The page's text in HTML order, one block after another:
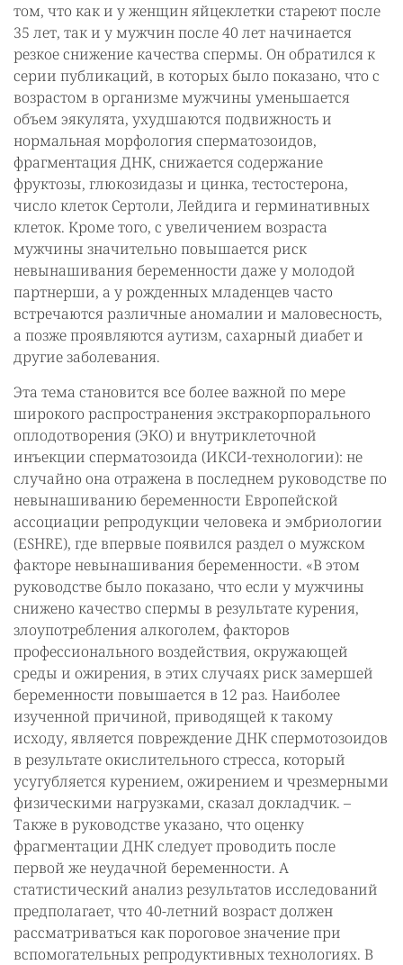
том, что как и у женщин яйцеклетки стареют после
35 лет, так и у мужчин после 40 лет начинается
резкое снижение качества спермы. Он обратился к
серии публикаций, в которых было показано, что с
возрастом в организме мужчины уменьшается
объем эякулята, ухудшаются подвижность и
нормальная морфология сперматозоидов,
фрагментация ДНК, снижается содержание
фруктозы, глюкозидазы и цинка, тестостерона,
число клеток Сертоли, Лейдига и герминативных
клеток. Кроме того, с увеличением возраста
мужчины значительно повышается риск
невынашивания беременности даже у молодой
партнерши, а у рожденных младенцев часто
встречаются различные аномалии и маловесность,
а позже проявляются аутизм, сахарный диабет и
другие заболевания.
Эта тема становится все более важной по мере
широкого распространения экстракорпорального
оплодотворения (ЭКО) и внутриклеточной
инъекции сперматозоида (ИКСИ-технологии): не
случайно она отражена в последнем руководстве по
невынашиванию беременности Европейской
ассоциации репродукции человека и эмбриологии
(ESHRE), где впервые появился раздел о мужском
факторе невынашивания беременности. «В этом
руководстве было показано, что если у мужчины
снижено качество спермы в результате курения,
злоупотребления алкоголем, факторов
профессионального воздействия, окружающей
среды и ожирения, в этих случаях риск замершей
беременности повышается в 12 раз. Наиболее
изученной причиной, приводящей к такому
исходу, является повреждение ДНК спермотозоидов
в результате окислительного стресса, который
усугубляется курением, ожирением и чрезмерными
физическими нагрузками, сказал докладчик. –
Также в руководстве указано, что оценку
фрагментации ДНК следует проводить после
первой же неудачной беременности. А
статистический анализ результатов исследований
предполагает, что 40-летний возраст должен
рассматриваться как пороговое значение при
вспомогательных репродуктивных технологиях. В